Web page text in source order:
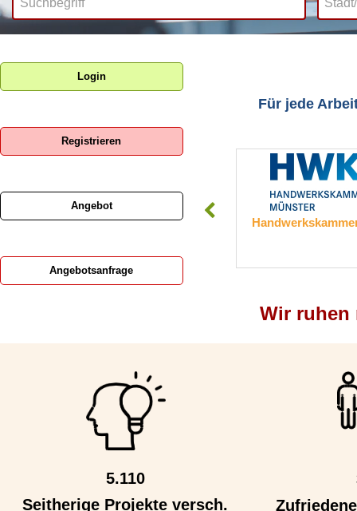
Für jede
Ronge GmbH
Wir ruhen
Login
Registrieren
Angebot
Angebotsanfrage
5.110
Seitherige Projekte versch.